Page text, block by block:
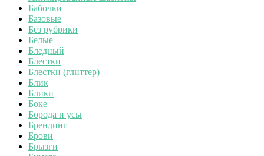
Бабочки
Базовые
Без рубрики
Белые
Бледный
Блестки
Блестки (глиттер)
Блик
Блики
Боке
Борода и усы
Брендинг
Брови
Брызги